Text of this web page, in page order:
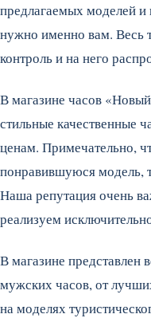
предлагаемых моделей и
нужно именно вам. Весь
контроль и на него
В магазине часов
стильные качественные
ценам. Примечательно,
понравившуюся модель,
Наша репутация очень
реализуем
В магазине представлен
мужских часов, от
на моделях